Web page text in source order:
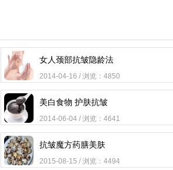
女人颈部抗皱隐龄法
2014-04-16 / 浏览：4850
美白食物 护肤抗皱
2014-06-04 / 浏览：4641
抗皱魔方药膳美肤
2015-08-15 / 浏览：4494